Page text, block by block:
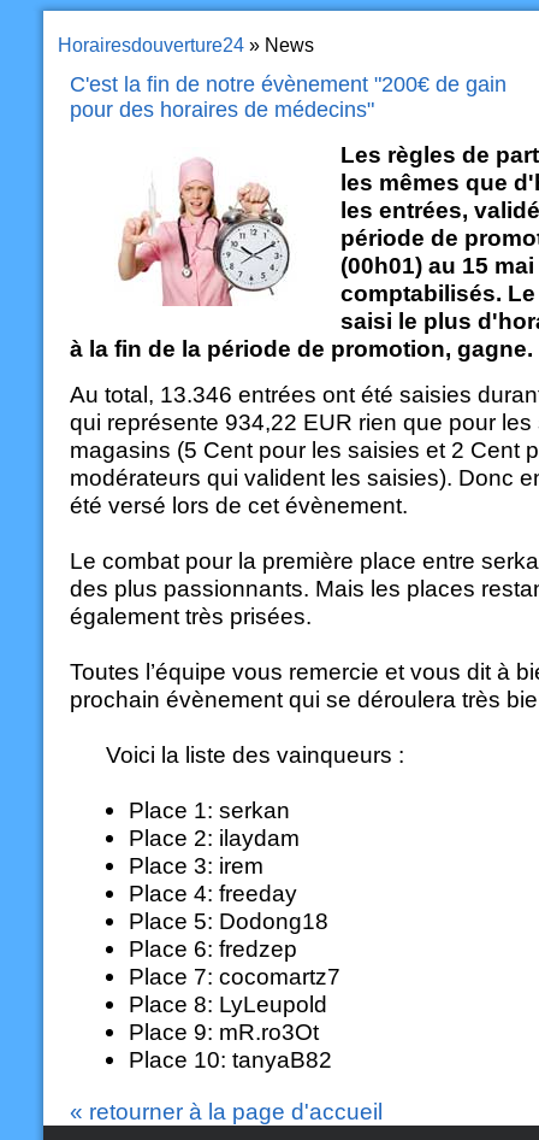
Horairesdouverture24» News
C'est la fin de notre évènement "200€ de gain
pour des horaires de médecins"
Les règles de
les mêmes que
les entrées,
période de
(00h01) au 15
comptabilisés.
saisi le plus
à la fin de la période de promotion, gagne.
Au total, 13.346 entrées ont été saisies
qui représente 934,22 EUR rien que pour les
magasins (5 Cent pour les saisies et 2 Cent
modérateurs qui valident les saisies). Donc
été versé lors de cet évènement.
Le combat pour la première place entre
des plus passionnants. Mais les places
également très prisées.
Toutes l’équipe vous remercie et vous dit à
prochain évènement qui se déroulera très
Voici la liste des vainqueurs :
Place 1: serkan
Place 2: ilaydam
Place 3: irem
Place 4: freeday
Place 5: Dodong18
Place 6: fredzep
Place 7: cocomartz7
Place 8: LyLeupold
Place 9: mR.ro3Ot
Place 10: tanyaB82
« retourner à la page d'accueil